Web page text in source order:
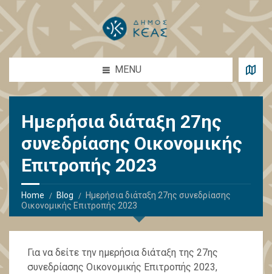
MENU
Ημερήσια διάταξη 27ης
συνεδρίασης Οικονομικής
Επιτροπής 2023
Home Blog
Ημερήσια διάταξη 27ης συνεδρίασης
Οικονομικής Επιτροπής 2023
Για να δείτε την ημερήσια διάταξη της 27ης
συνεδρίασης Οικονομικής Επιτροπής 2023,